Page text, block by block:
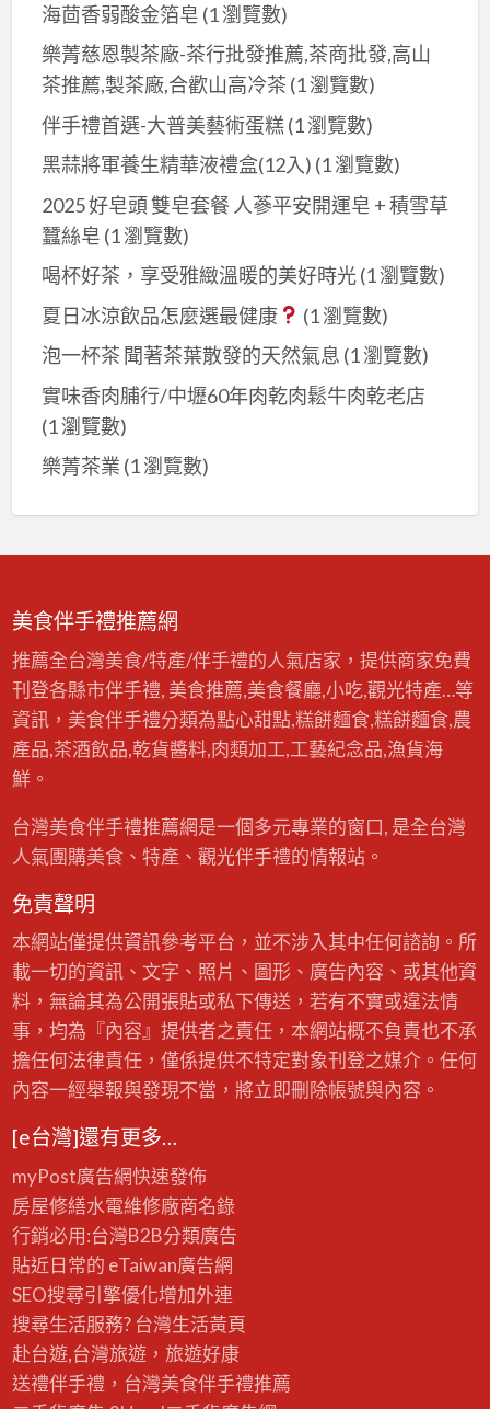
海茴香弱酸金箔皂 (1 瀏覽數)
樂菁慈恩製茶廠-茶行批發推薦,茶商批發,高山
茶推薦,製茶廠,合歡山高冷茶 (1 瀏覽數)
伴手禮首選-大普美藝術蛋糕(1 瀏覽數)
黑蒜將軍養生精華液禮盒(12入) (1 瀏覽數)
2025 好皂頭 雙皂套餐 人蔘平安開運皂 + 積雪草
蠶絲皂 (1 瀏覽數)
喝杯好茶，享受雅緻溫暖的美好時光(1 瀏覽數)
夏日冰涼飲品怎麼選最健康
(1 瀏覽數)
泡一杯茶 聞著茶葉散發的天然氣息 (1 瀏覽數)
實味香肉脯行/中壢60年肉乾肉鬆牛肉乾老店
(1 瀏覽數)
樂菁茶業 (1 瀏覽數)
美食伴手禮推薦網
推薦全台灣美食/特產/伴手禮的人氣店家，提供商家免費
刊登各縣市伴手禮, 美食推薦,美食餐廳,小吃,觀光特產…等
資訊，美食伴手禮分類為點心甜點,糕餅麵食,糕餅麵食,農
產品,茶酒飲品,乾貨醬料,肉類加工,工藝紀念品,漁貨海
鮮。
台灣美食伴手禮推薦網是一個多元專業的窗口, 是全台灣
人氣團購美食、特產、觀光伴手禮的情報站。
免責聲明
本網站僅提供資訊參考平台，並不涉入其中任何諮詢。所
載一切的資訊、文字、照片、圖形、廣告內容、或其他資
料，無論其為公開張貼或私下傳送，若有不實或違法情
事，均為『內容』提供者之責任，本網站概不負責也不承
擔任何法律責任，僅係提供不特定對象刊登之媒介。任何
內容一經舉報與發現不當，將立即刪除帳號與內容。
[e台灣]還有更多…
myPost廣告網快速發佈
房屋修繕水電維修廠商名錄
行銷必用:台灣B2B分類廣告
貼近日常的 eTaiwan廣告網
SEO搜尋引擎優化增加外連
搜尋生活服務? 台灣生活黃頁
赴台遊,台灣旅遊，旅遊好康
送禮伴手禮，台灣美食伴手禮推薦